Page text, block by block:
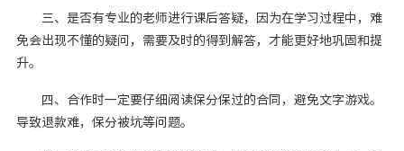
三、是否有专业的老师进行课后答疑，因为在学习过程中，难
免会出现不懂的疑问，需要及时的得到解答，才能更好地巩固和提
升。
四、合作时一定要仔细阅读保分保过的合同，避免文字游戏。
导致退款难，保分被坑等问题。